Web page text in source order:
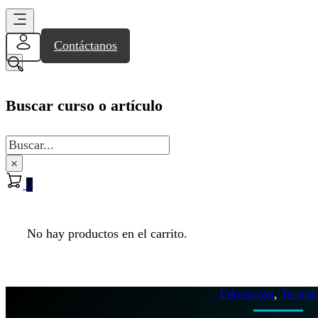
Contáctanos
Buscar curso o artículo
Buscar
×
0
No hay productos en el carrito.
Educación,